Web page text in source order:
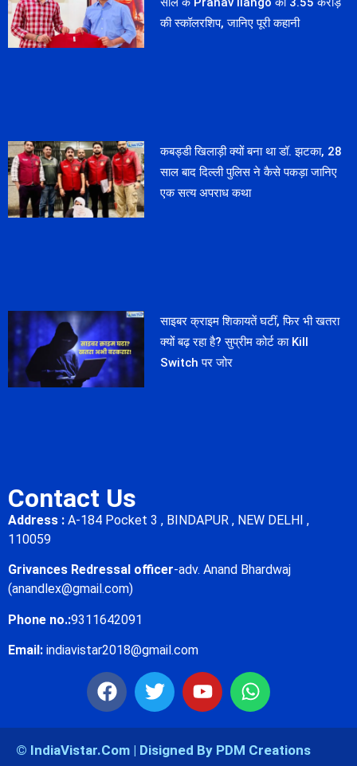
की स्कॉलरशिप, जानिए पूरी कहानी
कबड्डी खिलाड़ी क्यों बना था डॉ. झटका, 28
साल बाद दिल्ली पुलिस ने कैसे पकड़ा जानिए
एक सत्य अपराध कथा
साइबर क्राइम शिकायतें घटीं, फिर भी खतरा
क्यों बढ़ रहा है? सुप्रीम कोर्ट का Kill
Switch पर जोर
Contact Us
Address : A-184 Pocket 3 , BINDAPUR , NEW DELHI ,
110059
Grivances Redressal officer-adv. Anand Bhardwaj
(anandlex@gmail.com)
Phone no.:9311642091
Email: indiavistar2018@gmail.com
© IndiaVistar.Com | Disigned By PDM Creations